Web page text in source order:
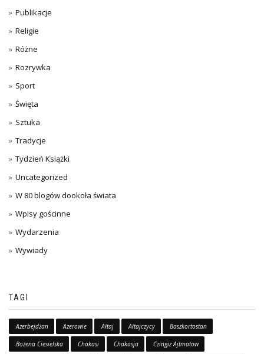
Publikacje
Religie
Różne
Rozrywka
Sport
Święta
Sztuka
Tradycje
Tydzień Książki
Uncategorized
W 80 blogów dookoła świata
Wpisy gościnne
Wydarzenia
Wywiady
TAGI
Azerbejdżan Azerowie Ałtaj Ałtajczycy Baszkortostan
Bożena Ciesielska Chakasi Chakasja Czingiz Ajtmatow